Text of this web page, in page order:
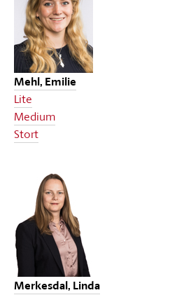
Mehl, Emilie
Lite
Medium
Stort
Merkesdal, Linda